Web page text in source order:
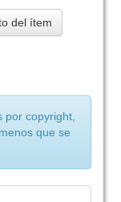
del ítem
por copyright,
que se